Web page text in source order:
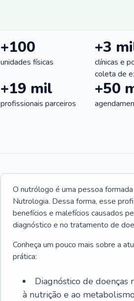
+100
unidades físicas
+3
clínicas e
coleta de
+19 mil
profissionais parceiros
+50
O nutrólogo é uma pessoa
Nutrologia. Dessa forma, esse
benefícios e malefícios causados
diagnóstico e no tratamento de
Conheça um pouco mais sobre a
prática:
Diagnóstico de doenças
à nutrição e ao